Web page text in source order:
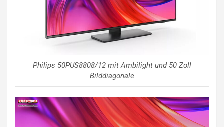
Philips 50PUS8808/12 mit Ambilight und 50 Zoll
Bilddiagonale